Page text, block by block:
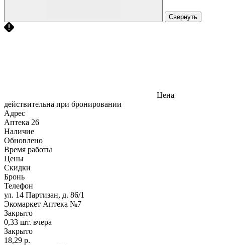
Свернуть
Цена
действительна при бронировании
Адрес
Аптека 26
Наличие
Обновлено
Время работы
Цены
Скидки
Бронь
Телефон
ул. 14 Партизан, д. 86/1
Экомаркет Аптека №7
Закрыто
0,33 шт. вчера
Закрыто
18,29 р.